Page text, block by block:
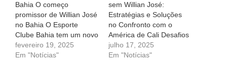
Bahia O começo
promissor de Willian José
no Bahia O Esporte
Clube Bahia tem um novo
motivo para sorrir! O
atacante Willian José,
fevereiro 19, 2025
Em "Notícias"
sem Willian José:
Estratégias e Soluções
no Confronto com o
América de Cali Desafios
do Bahia sem Willian
José: Estratégias e
julho 17, 2025
Em "Notícias"